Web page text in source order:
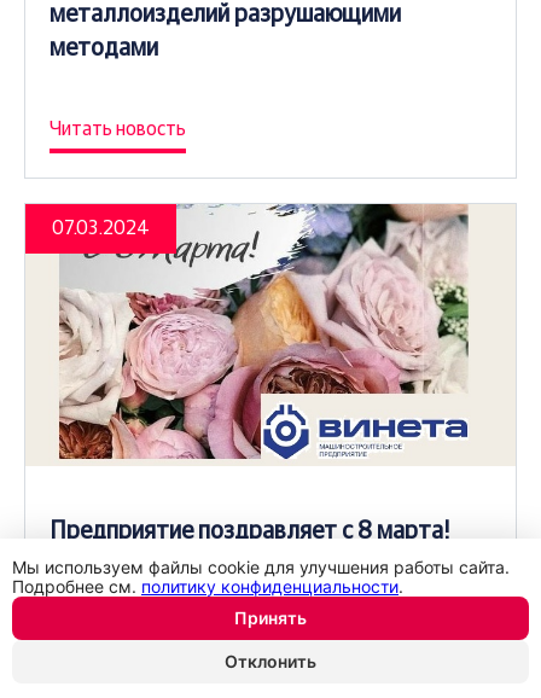
металлоизделий разрушающими
методами
Читать новость
07.03.2024
Предприятие поздравляет с 8 марта!
Мы используем файлы cookie для улучшения работы сайта.
Подробнее см. политику конфиденциальности.
Принять
Отклонить